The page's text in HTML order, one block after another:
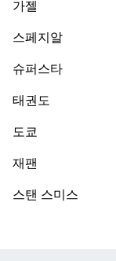
가젤
스페지알
슈퍼스타
태권도
도쿄
재팬
스탠 스미스